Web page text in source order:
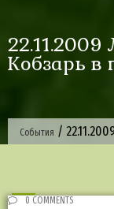
Кобзарь в
События /
0 COMMENTS